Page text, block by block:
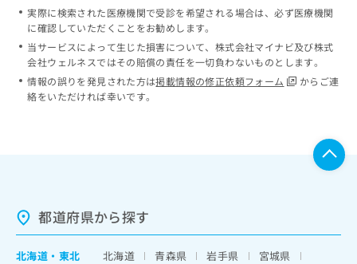
実際に検索された医療機関で受診を希望される場合は、必ず医療機関
に確認していただくことをお勧めします。
当サービスによって生じた損害について、株式会社マイナビ及び株式
会社ウェルネスではその賠償の責任を一切負わないものとします。
情報の誤りを発見された方は掲載情報の修正依頼フォーム
からご連
絡をいただければ幸いです。
都道府県から探す
北海道 ・ 東北 北海道 青森県 岩手県
宮城県